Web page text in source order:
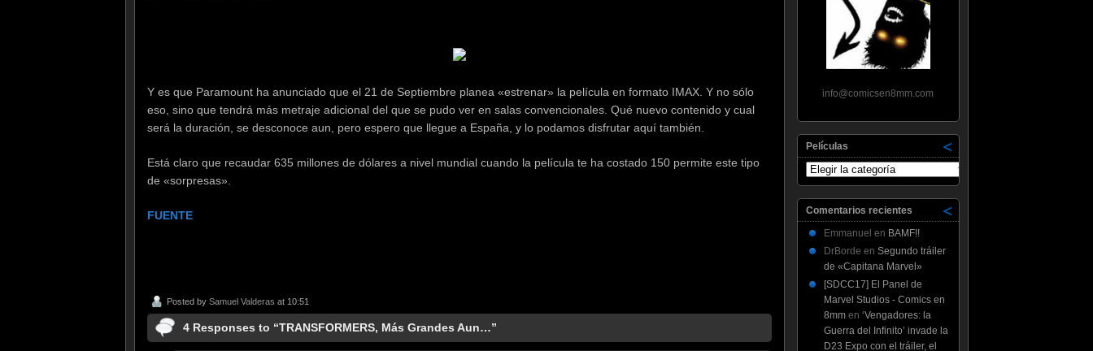
Y es que Paramount ha anunciado que el 21 de Septiembre planea «estrenar» la película en formato IMAX. Y no sólo
eso, sino que tendrá más metraje adicional del que se pudo ver en salas convencionales. Qué nuevo contenido y cual
será la duración, se desconoce aun, pero espero que llegue a España, y lo podamos disfrutar aquí también.
Está claro que recaudar 635 millones de dólares a nivel mundial cuando la película te ha costado 150 permite este tipo
de «sorpresas».
FUENTE
Posted by Samuel Valderas at 10:51
4 Responses to “TRANSFORMERS, Más Grandes Aun…”
info@comicsen8mm.com
Películas
Películas
Comentarios recientes
Emmanuel en BAMF!!
DrBorde en Segundo tráiler
de «Capitana Marvel»
[SDCC17] El Panel de
Marvel Studios - Comics en
8mmen ‘Vengadores: la
Guerra del Infinito’ invade la
D23 Expo con el tráiler, el